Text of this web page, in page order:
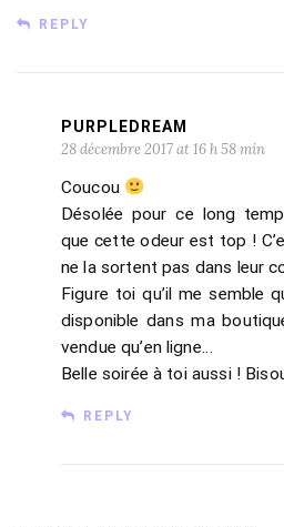
REPLY
PURPLEDREAM
28 décembre 2017 at 16 h 58 min
Coucou
Désolée pour ce long
que cette odeur est top !
ne la sortent pas dans leur
Figure toi qu’il me semble
disponible dans ma
vendue qu’en ligne…
Belle soirée à toi aussi !
REPLY